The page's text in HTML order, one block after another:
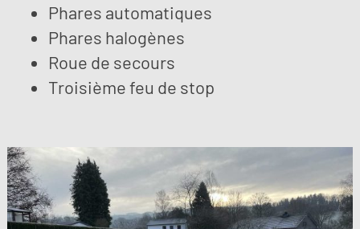
Phares automatiques
Phares halogènes
Roue de secours
Troisième feu de stop